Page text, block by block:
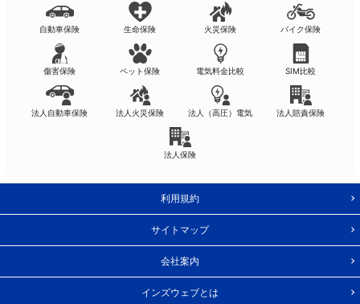
自動車保険 生命保険 火災保険 バイク保険
傷害保険 ペット保険 電気料金比較 SIM比較
法人自動車保険 法人火災保険 法人（高圧）電気 法人賠責保険
法人保険
利用規約
サイトマップ
会社案内
インズウェブとは